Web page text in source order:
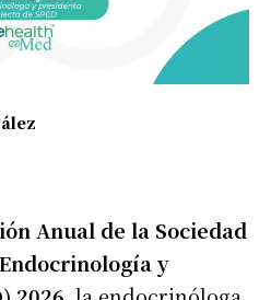
Anual de la Sociedad
y